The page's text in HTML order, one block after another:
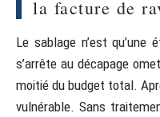
la facture de
Le sablage n’est qu’une
s’arrête au décapage
moitié du budget total.
vulnérable. Sans